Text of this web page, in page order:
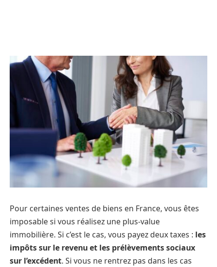
Pour certaines ventes de biens en France, vous êtes
imposable si vous réalisez une plus-value
immobilière. Si c’est le cas, vous payez deux taxes : les
impôts sur le revenu et les prélèvements sociaux
sur l’excédent. Si vous ne rentrez pas dans les cas